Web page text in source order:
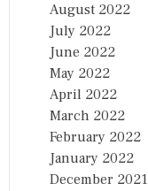
August 2022
July 2022
June 2022
May 2022
April 2022
March 2022
February 2022
January 2022
December 2021